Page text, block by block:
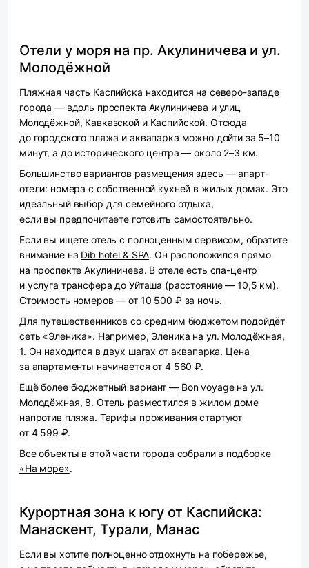
Отели у моря на пр. Акулиничева и ул.
Молодёжной
Пляжная часть Каспийска находится на северо-западе
города — вдоль проспекта Акулиничева и улиц
Молодёжной, Кавказской и Каспийской. Отсюда
до городского пляжа и аквапарка можно дойти за 5–10
минут, а до исторического центра — около 2–3 км.
Большинство вариантов размещения здесь — апарт-
отели: номера с собственной кухней в жилых домах. Это
идеальный выбор для семейного отдыха,
если вы предпочитаете готовить самостоятельно.
Если вы ищете отель с полноценным сервисом, обратите
внимание на Dib hotel & SPA. Он расположился прямо
на проспекте Акулиничева. В отеле есть спа-центр
и услуга трансфера до Уйташа (расстояние — 10,5 км).
Стоимость номеров — от 10 500 ₽ за ночь.
Для путешественников со средним бюджетом подойдёт
сеть «Эленика». Например, Эленика на ул. Молодёжная,
1. Он находится в двух шагах от аквапарка. Цена
за апартаменты начинается от 4 560 ₽.
Ещё более бюджетный вариант — Bon voyage на ул.
Молодёжная, 8. Отель разместился в жилом доме
напротив пляжа. Тарифы проживания стартуют
от 4 599 ₽.
Все объекты в этой части города собрали в подборке
«На море».
Курортная зона к югу от Каспийска:
Манаскент, Турали, Манас
Если вы хотите полноценно отдохнуть на побережье,